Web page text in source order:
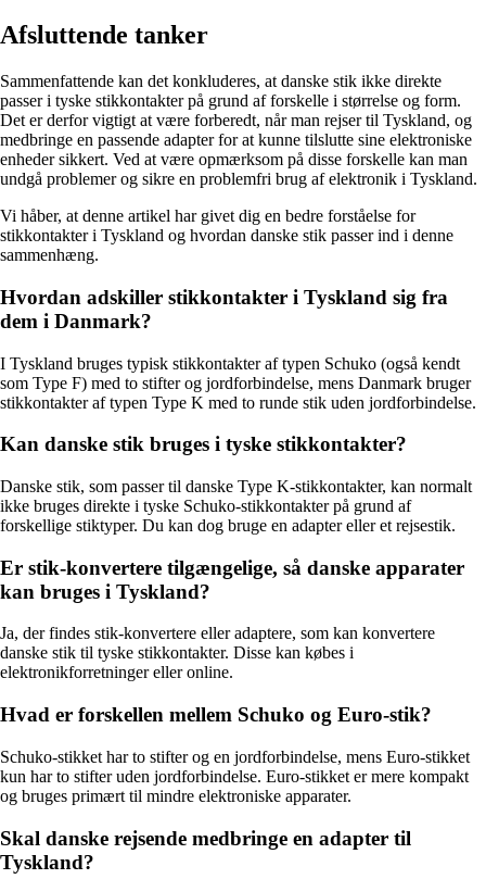
Afsluttende tanker
Sammenfattende kan det konkluderes, at danske stik ikke direkte
passer i tyske stikkontakter på grund af forskelle i størrelse og form.
Det er derfor vigtigt at være forberedt, når man rejser til Tyskland, og
medbringe en passende adapter for at kunne tilslutte sine elektroniske
enheder sikkert. Ved at være opmærksom på disse forskelle kan man
undgå problemer og sikre en problemfri brug af elektronik i Tyskland.
Vi håber, at denne artikel har givet dig en bedre forståelse for
stikkontakter i Tyskland og hvordan danske stik passer ind i denne
sammenhæng.
Hvordan adskiller stikkontakter i Tyskland sig fra
dem i Danmark?
I Tyskland bruges typisk stikkontakter af typen Schuko (også kendt
som Type F) med to stifter og jordforbindelse, mens Danmark bruger
stikkontakter af typen Type K med to runde stik uden jordforbindelse.
Kan danske stik bruges i tyske stikkontakter?
Danske stik, som passer til danske Type K-stikkontakter, kan normalt
ikke bruges direkte i tyske Schuko-stikkontakter på grund af
forskellige stiktyper. Du kan dog bruge en adapter eller et rejsestik.
Er stik-konvertere tilgængelige, så danske apparater
kan bruges i Tyskland?
Ja, der findes stik-konvertere eller adaptere, som kan konvertere
danske stik til tyske stikkontakter. Disse kan købes i
elektronikforretninger eller online.
Hvad er forskellen mellem Schuko og Euro-stik?
Schuko-stikket har to stifter og en jordforbindelse, mens Euro-stikket
kun har to stifter uden jordforbindelse. Euro-stikket er mere kompakt
og bruges primært til mindre elektroniske apparater.
Skal danske rejsende medbringe en adapter til
Tyskland?